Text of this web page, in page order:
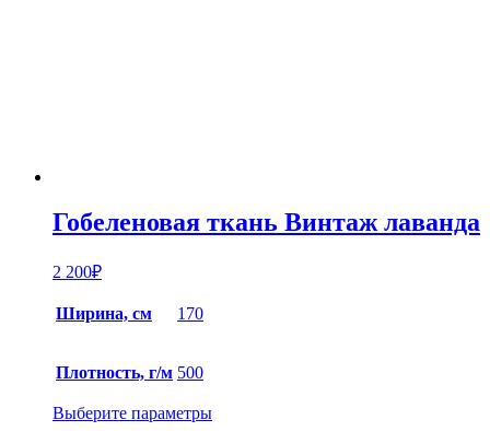
Гобеленовая ткань Винтаж лаванда
2 200₽
Ширина, см 170
Плотность, г/м 500
Выберите параметры